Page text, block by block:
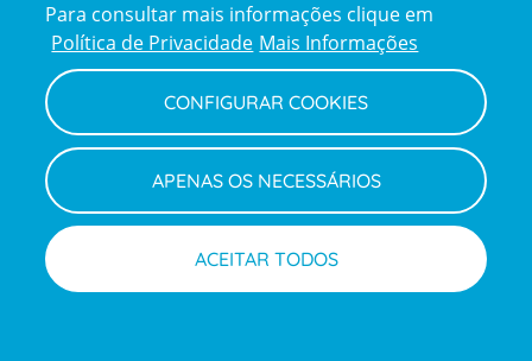
TODOS OS ARTIGOS
Newsletter + Saúde
Para consultar mais informações clique em
Política de Privacidade Mais Informações
CONFIGURAR COOKIES
APENAS OS NECESSÁRIOS
ACEITAR TODOS